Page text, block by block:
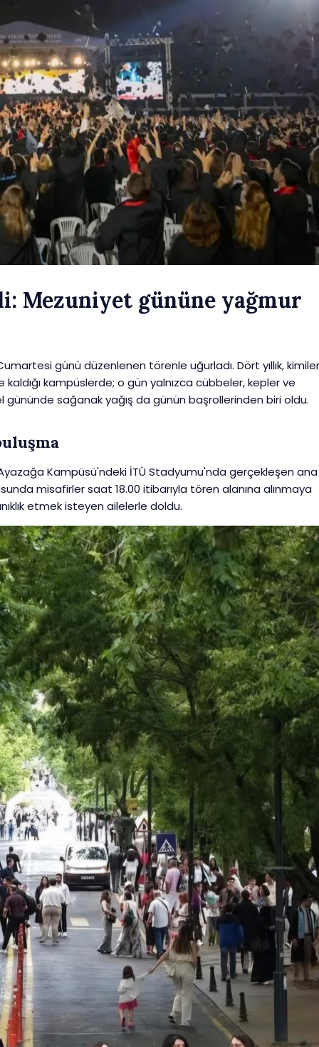
Mezuniyet gününe yağmur
günü düzenlenen törenle uğurladı. Dört yıllık,
kampüslerde; o gün yalnızca cübbeler, kepler ve
sağanak yağış da günün başrollerinden biri oldu.
Kampüsü'ndeki İTÜ Stadyumu'nda gerçekleşen ana
misafirler saat 18.00 itibarıyla tören alanına alınmaya
etmek isteyen ailelerle doldu.